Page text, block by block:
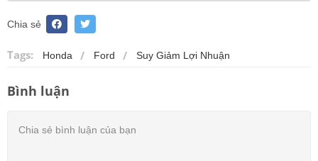
Chia sẻ
Tags: Honda Ford Suy Giảm Lợi Nhuận
Bình luận